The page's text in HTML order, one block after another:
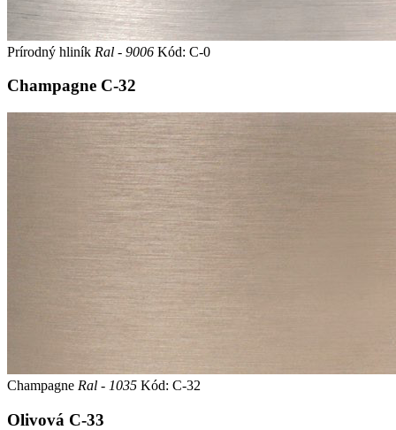
Prírodný hliník Ral - 9006 Kód: C-0
Champagne C-32
Champagne Ral - 1035 Kód: C-32
Olivová C-33